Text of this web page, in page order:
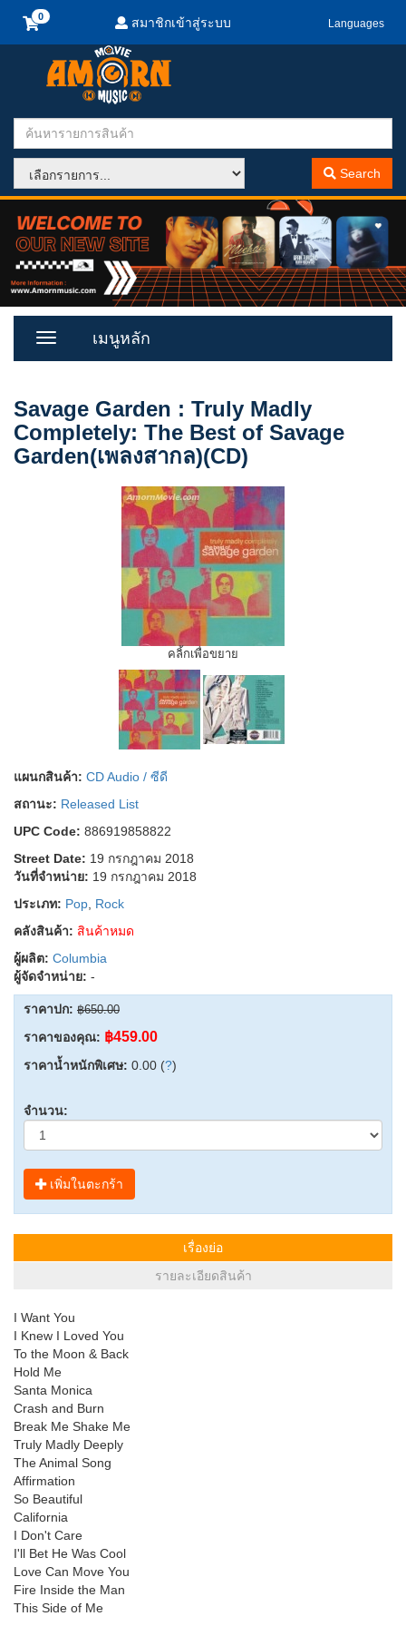
สมาชิกเข้าสู่ระบบ Languages
Search
Toggle
เมนูหลัก
Savage Garden : Truly Madly
Completely: The Best of Savage
Garden(เพลงสากล)(CD)
คลิ้กเพื่อขยาย
แผนกสินค้า: CD Audio / ซีดี
สถานะ: Released List
UPC Code: 886919858822
Street Date: 19 กรกฎาคม 2018
วันที่จำหน่าย: 19 กรกฎาคม 2018
ประเภท: Pop Rock
คลังสินค้า: สินค้าหมด
ผู้ผลิต: Columbia
ผู้จัดจำหน่าย: -
ราคาปก: ฿650.00
ราคาของคุณ: ฿459.00
ราคาน้ำหนักพิเศษ: 0.00 (?)
จำนวน:
เพิ่มในตะกร้า
เรื่องย่อ
รายละเอียดสินค้า
I Want You
I Knew I Loved You
To the Moon & Back
Hold Me
Santa Monica
Crash and Burn
Break Me Shake Me
Truly Madly Deeply
The Animal Song
Affirmation
So Beautiful
California
I Don't Care
I'll Bet He Was Cool
Love Can Move You
Fire Inside the Man
This Side of Me